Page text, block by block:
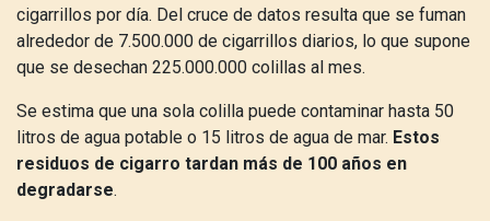
cigarrillos por día. Del cruce de datos resulta que se fuman
alrededor de 7.500.000 de cigarrillos diarios, lo que supone
que se desechan 225.000.000 colillas al mes.
Se estima que una sola colilla puede contaminar hasta 50
litros de agua potable o 15 litros de agua de mar. Estos
residuos de cigarro tardan más de 100 años en
degradarse.